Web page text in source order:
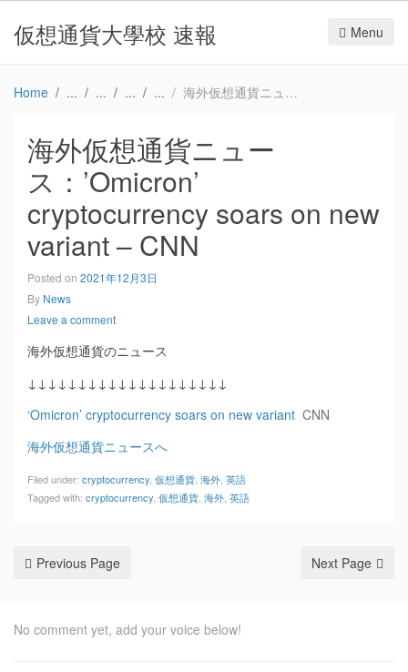
仮想通貨大學校 速報 Menu
Home 海外仮想通貨ニュース：’Omicron’ cryptocurrency soars on new variant – CNN
海外仮想通貨ニュー
ス：’Omicron’
cryptocurrency soars on new
variant – CNN
Posted on 2021年12月3日
By News
Leave a comment
海外仮想通貨のニュース
↓↓↓↓↓↓↓↓↓↓↓↓↓↓↓↓↓↓↓↓
‘Omicron’ cryptocurrency soars on new variant CNN
海外仮想通貨ニュースへ
Filed under: cryptocurrency 仮想通貨 海外 英語
Tagged with: cryptocurrency 仮想通貨 海外 英語
Previous Page Next Page
No comment yet, add your voice below!